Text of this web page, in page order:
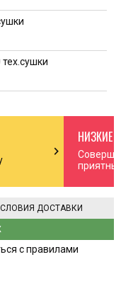
chevron_right
НИЗКИЕ
ДОСТАВКИ
с правилами